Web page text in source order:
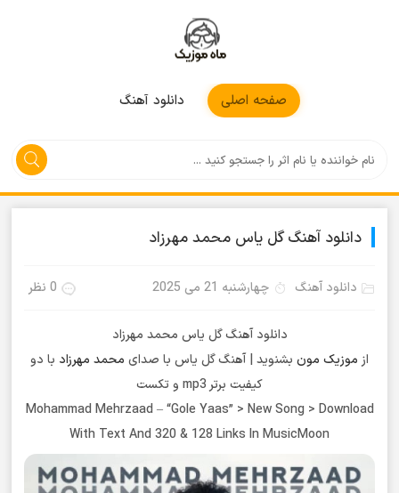
صفحه اصلی دانلود آهنگ
دانلود آهنگ گل یاس محمد مهرزاد
دانلود آهنگ چهارشنبه 21 می 2025 0 نظر
دانلود آهنگ گل یاس محمد مهرزاد
از موزیک مون بشنوید | آهنگ گل یاس با صدای محمد مهرزاد با دو
کیفیت برتر mp3 و تکست
Mohammad Mehrzaad – “Gole Yaas” > New Song > Download
With Text And 320 & 128 Links In MusicMoon